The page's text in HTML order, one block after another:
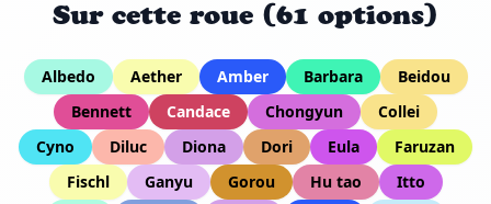
Sur cette roue (61 options)
Albedo Aether Amber Barbara
Beidou
Bennett
Candace Chongyun
Collei
Cyno
Diluc Diona Dori Eula
Faruzan
Fischl
Ganyu Gorou Hu tao
Itto